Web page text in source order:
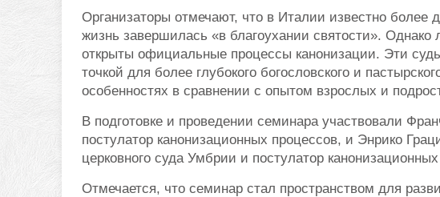
Организаторы отмечают, что в Италии известно более
жизнь завершилась «в благоухании святости».
открыты официальные процессы канонизации. Эти
точкой для более глубокого богословского и
особенностях в сравнении с опытом взрослых и
В подготовке и проведении семинара участвовали
постулатор канонизационных процессов, и Энрико
церковного суда Умбрии и постулатор
Отмечается, что семинар стал пространством для